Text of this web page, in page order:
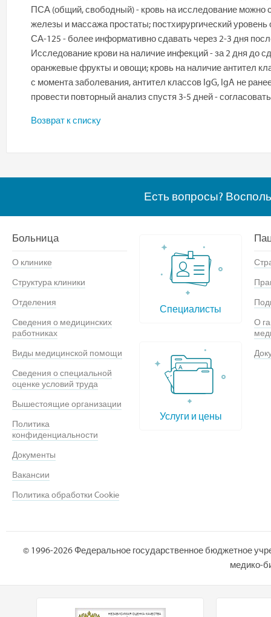
ПСА (общий, свободный) - кровь на исследование можно
железы и массажа простаты; постхирургический
СА-125 - более информативно сдавать через 2-3 дня
Исследование крови на наличие инфекций - за 2 дня до
оранжевые фрукты и овощи; кровь на наличие антител
с момента заболевания, антител классов IgG, IgA не
провести повторный анализ спустя 3-5 дней -
Возврат к списку
Есть вопросы?
Больница
О клинике
Структура клиники
Отделения
Сведения о медицинских
работниках
Виды медицинской помощи
Сведения о специальной
оценке условий труда
Вышестоящие организации
Политика
конфиденциальности
Документы
Вакансии
Политика обработки Cookie
Специалисты
Услуги и цены
О
© 1996-2026 Федеральное государственное бюджетное
медико-